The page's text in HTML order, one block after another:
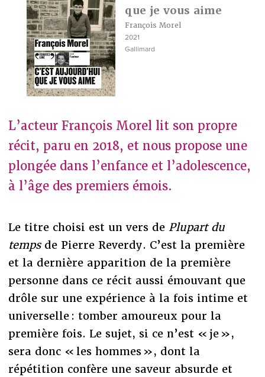
que je vous aime
François Morel
2021
Gallimard
L’acteur François Morel lit son propre
récit, paru en 2018, et nous propose une
plongée dans l’enfance et l’adolescence,
à l’âge des premiers émois.
Le titre choisi est un vers de Plupart du
tempsde Pierre Reverdy. C’est la première
et la dernière apparition de la première
personne dans ce récit aussi émouvant que
drôle sur une expérience à la fois intime et
universelle : tomber amoureux pour la
première fois. Le sujet, si ce n’est « je »,
sera donc « les hommes », dont la
répétition confère une saveur absurde et